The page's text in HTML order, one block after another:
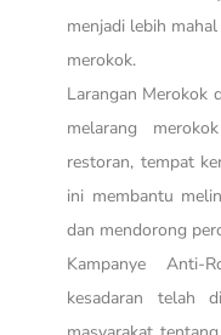
menjadi lebih
merokok.
Larangan Merokok
melarang
restoran, tempat
ini membantu
dan mendorong
Kampanye Anti-
kesadaran telah